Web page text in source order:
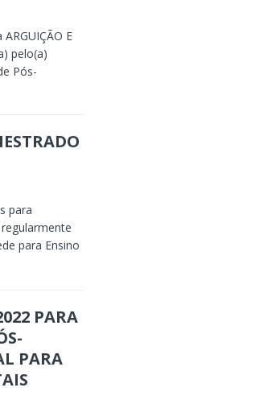
E
pelo(a)
Pós-
para
para Ensino
PARA
PARA